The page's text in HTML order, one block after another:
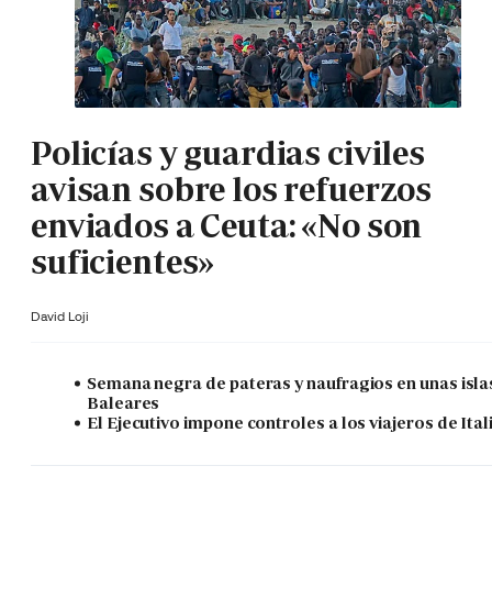
Policías y guardias civiles
avisan sobre los refuerzos
enviados a Ceuta: «No son
suficientes»
David Loji
Semana negra de pateras y naufragios en unas
Baleares
El Ejecutivo impone controles a los viajeros de